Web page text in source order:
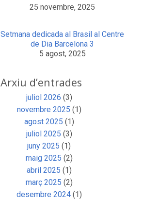
25 novembre, 2025
Setmana dedicada al Brasil al Centre
de Dia Barcelona 3
5 agost, 2025
Arxiu d’entrades
juliol 2026 (3)
novembre 2025 (1)
agost 2025 (1)
juliol 2025 (3)
juny 2025 (1)
maig 2025 (2)
abril 2025 (1)
març 2025 (2)
desembre 2024(1)